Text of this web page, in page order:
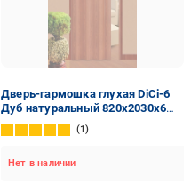
Дверь-гармошка глухая DiCi-6
Дуб натуральный 820х2030х6
мм (105)
1
Нет в наличии